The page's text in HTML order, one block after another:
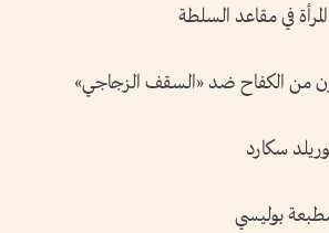
في مقاعد السلطة
من الكفاح ضد «السقف الزجاجي»
سكارد
بوليسي